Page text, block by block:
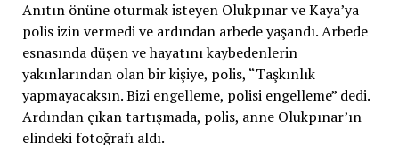
Anıtın önüne oturmak isteyen Olukpınar ve Kaya’ya
polis izin vermedi ve ardından arbede yaşandı. Arbede
esnasında düşen ve hayatını kaybedenlerin
yakınlarından olan bir kişiye, polis, “Taşkınlık
yapmayacaksın. Bizi engelleme, polisi engelleme” dedi.
Ardından çıkan tartışmada, polis, anne Olukpınar’ın
elindeki fotoğrafı aldı.